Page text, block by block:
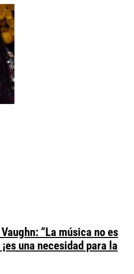
“La música no es
una necesidad para la